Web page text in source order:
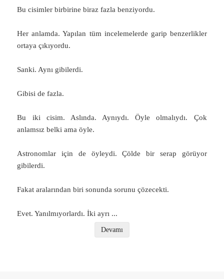
Bu cisimler birbirine biraz fazla benziyordu.
Her anlamda. Yapılan tüm incelemelerde garip benzerlikler
ortaya çıkıyordu.
Sanki. Aynı gibilerdi.
Gibisi de fazla.
Bu iki cisim. Aslında. Aynıydı. Öyle olmalıydı. Çok
anlamsız belki ama öyle.
Astronomlar için de öyleydi. Çölde bir serap görüyor
gibilerdi.
Fakat aralarından biri sonunda sorunu çözecekti.
Evet. Yanılmıyorlardı. İki ayrı ...
Devamı